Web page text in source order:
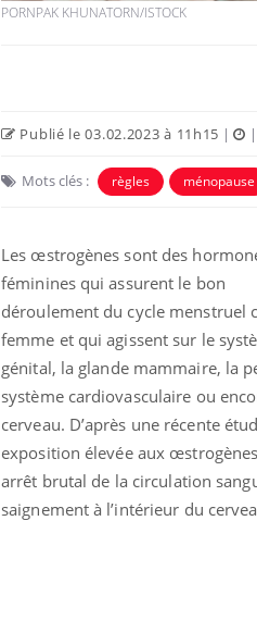
PORNPAK KHUNATORN/ISTOCK
Publié le 03.02.2023 à 11h15 | |
Mots clés : règles ménopause
Les œstrogènes sont des
féminines qui assurent le bon
déroulement du cycle menstruel
femme et qui agissent sur le
génital, la glande mammaire, la
système cardiovasculaire ou
cerveau. D’après une récente
exposition élevée aux
arrêt brutal de la circulation
saignement à l’intérieur du